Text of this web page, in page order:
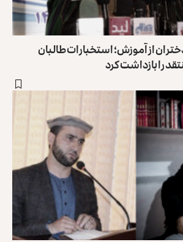
از آموزش؛ استخبارات طالبان
را بازداشت کرد